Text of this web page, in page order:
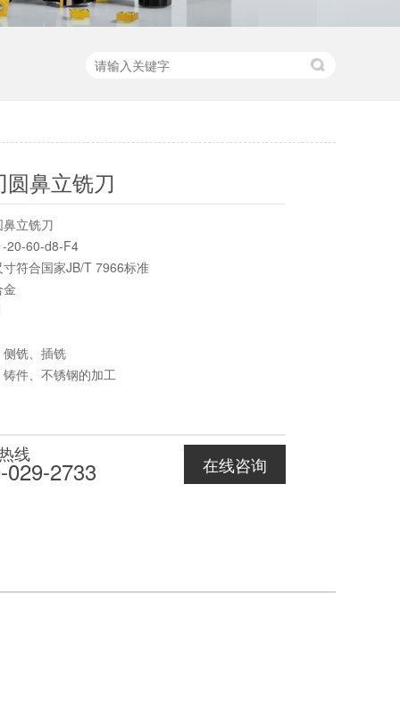
圆鼻立铣刀
立铣刀
20-60-d8-F4
符合国家JB/T 7966标准
铣、插铣
件、不锈钢的加工
在线咨询
线
029-2733